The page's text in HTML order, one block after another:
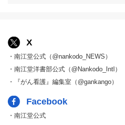
X
・南江堂公式（@nankodo_NEWS）
・南江堂洋書部公式（@Nankodo_Intl）
・『がん看護』編集室（@gankango）
Facebook
・南江堂公式